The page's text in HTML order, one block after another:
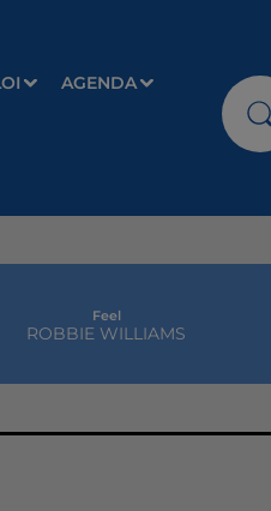
AGENDA
Feel
ROBBIE WILLIAMS